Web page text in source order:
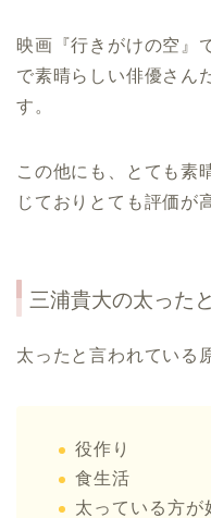
映画『行きがけの空』
で素晴らしい俳優さん
す。
この他にも、とても素
じておりとても評価が
三浦貴大の太った
太ったと言われている
役作り
食生活
太っている方が